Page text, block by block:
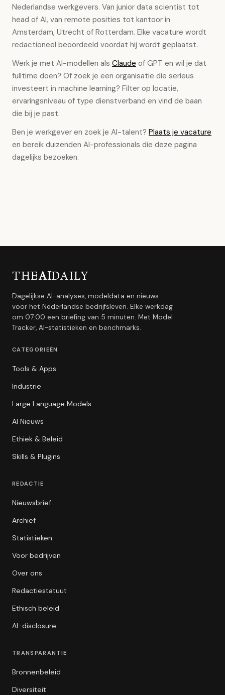
Nederlandse werkgevers. Van junior data scientist tot
head of AI, van remote posities tot kantoor in
Amsterdam, Utrecht of Rotterdam. Elke vacature wordt
redactioneel beoordeeld voordat hij wordt geplaatst.
Werk je met AI-modellen als Claude of GPT en wil je dat
fulltime doen? Of zoek je een organisatie die serieus
investeert in machine learning? Filter op locatie,
ervaringsniveau of type dienstverband en vind de baan
die bij je past.
Ben je werkgever en zoek je AI-talent? Plaats je vacature
en bereik duizenden AI-professionals die deze pagina
dagelijks bezoeken.
THEAIDAILY
Dagelijkse AI-analyses, modeldata en nieuws
voor het Nederlandse bedrijfsleven. Elke werkdag
om 07:00 een briefing van 5 minuten. Met Model
Tracker, AI-statistieken en benchmarks.
CATEGORIEËN
Tools & Apps
Industrie
Large Language Models
AI Nieuws
Ethiek & Beleid
Skills & Plugins
REDACTIE
Nieuwsbrief
Archief
Statistieken
Voor bedrijven
Over ons
Redactiestatuut
Ethisch beleid
AI-disclosure
TRANSPARANTIE
Bronnenbeleid
Diversiteit